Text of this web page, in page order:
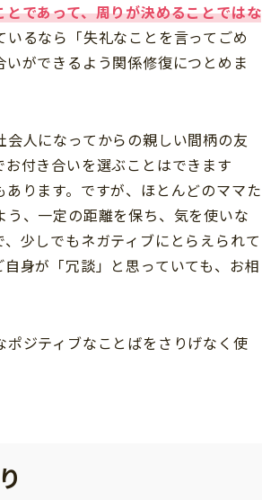
であって、周りが決めることではな
るなら「失礼なことを言ってごめ
ができるよう関係修復につとめま
人になってからの親しい間柄の友
付き合いを選ぶことはできます
ります。ですが、ほとんどのママた
、一定の距離を保ち、気を使いな
少しでもネガティブにとらえられて
身が「冗談」と思っていても、お相
ジティブなことばをさりげなく使